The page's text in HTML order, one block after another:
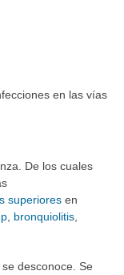
en las vías
De los cuales
superiores en
bronquiolitis
desconoce. Se